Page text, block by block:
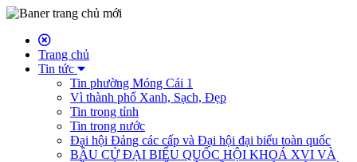
Trang chủ
Tin tức
Tin phường Móng Cái 1
Vì thành phố Xanh, Sạch, Đẹp
Tin trong tỉnh
Tin trong nước
Đại hội Đảng các cấp và Đại hội đại biểu toàn quốc
BẦU CỬ ĐẠI BIỂU QUỐC HỘI KHOÁ XVI VÀ